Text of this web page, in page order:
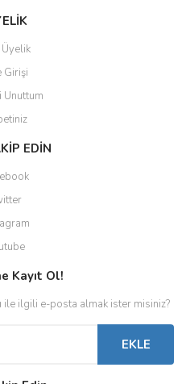
Üyelik
Girişi
Unuttum
EDİN
Kayıt Ol!
ile ilgili e-posta almak ister misiniz?
EKLE